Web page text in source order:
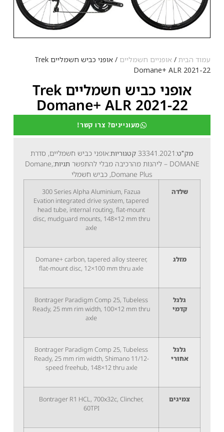
עמוד הבית/ אופניים חשמליים
/ אופני כביש חשמליים Trek
Domane+ ALR 2021-22
אופני כביש חשמליים Trek
Domane+ ALR 2021-22
מעוניינים? צרו קשר!
מק"ט: 33341.2021 קטגוריות:אופני כביש חשמליים, סדרת
DOMANE – ליהנות מהרכיבה מבלי להתפשר
תגיות:Domane,
Domane Plus, כביש חשמלי
שלדה
300 Series Alpha Aluminium, Fazua
Evation integrated drive system, tapered
head tube, internal routing, flat-mount
disc, mudguard mounts, 148×12 mm thru
axle
מזלג
Domane+ carbon, tapered alloy steerer,
flat-mount disc, 12×100 mm thru axle
גלגל
קדמי
Bontrager Paradigm Comp 25, Tubeless
Ready, 25 mm rim width, 100×12 mm thru
axle
גלגל
אחורי
Bontrager Paradigm Comp 25, Tubeless
Ready, 25 mm rim width, Shimano 11/12-
speed freehub, 148×12 thru axle
צמיגים
Bontrager R1 HCL, 700x32c, Clincher,
60TPI